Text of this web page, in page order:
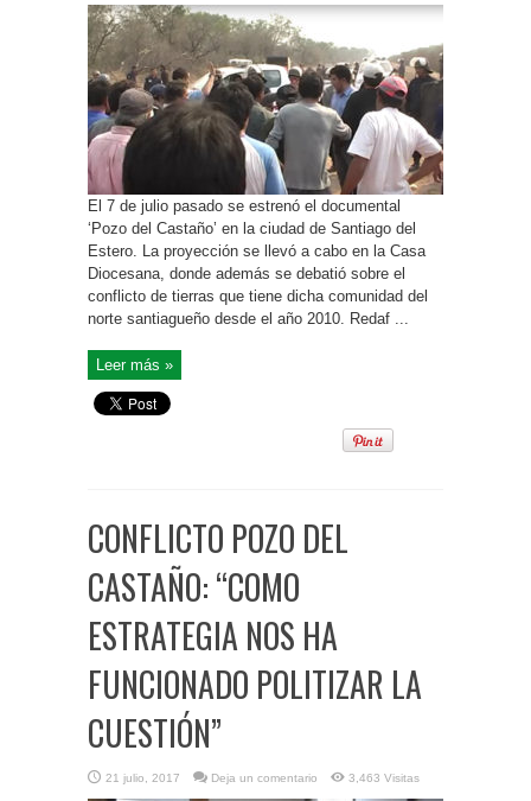
El 7 de julio pasado se estrenó el documental
‘Pozo del Castaño’ en la ciudad de Santiago del
Estero. La proyección se llevó a cabo en la Casa
Diocesana, donde además se debatió sobre el
conflicto de tierras que tiene dicha comunidad del
norte santiagueño desde el año 2010. Redaf ...
Leer más »
CONFLICTO POZO DEL
CASTAÑO: “COMO
ESTRATEGIA NOS HA
FUNCIONADO POLITIZAR LA
CUESTIÓN”
21 julio, 2017 Deja un comentario 3,463 Visitas